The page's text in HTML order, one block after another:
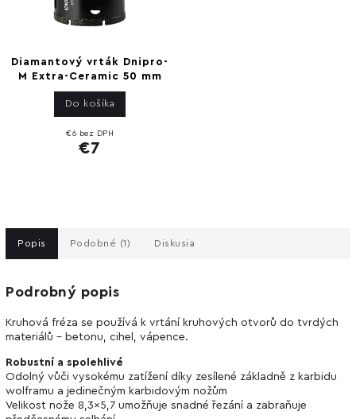
Popis Podobné (1) Diskusia
Podrobný popis
Kruhová fréza se používá k vrtání kruhových otvorů do tvrdých
materiálů - betonu, cihel, vápence.
Robustní a spolehlivé
Odolný vůči vysokému zatížení díky zesílené základně z karbidu
wolframu a jedinečným karbidovým nožům
Velikost nože 8,3x5,7 umožňuje snadné řezání a zabraňuje
Diamantový vrták Dnipro-
M Extra-Ceramic 50 mm
€6 bez DPH
€7
Do košíka